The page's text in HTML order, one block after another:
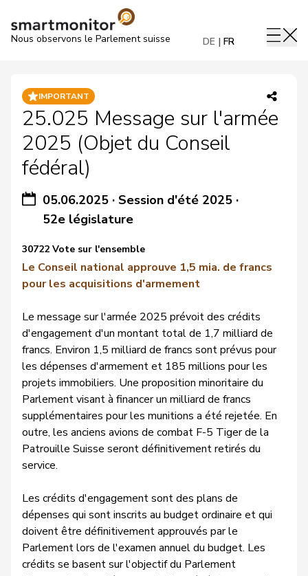
Nous observons le Parlement suisse DE FR
IMPORTANT
25.025 Message sur l'armée
2025 (Objet du Conseil
fédéral)
05.06.2025· Session d'été 2025·
52e législature
30722 Vote sur l'ensemble
Le Conseil national approuve 1,5 mia. de francs
pour les acquisitions d'armement
Le message sur l'armée 2025 prévoit des crédits
d'engagement d'un montant total de 1,7 milliard de
francs. Environ 1,5 milliard de francs sont prévus pour
les dépenses d'armement et 185 millions pour les
projets immobiliers. Une proposition minoritaire du
Parlement visant à financer un milliard de francs
supplémentaires pour les munitions a été rejetée. En
outre, les anciens avions de combat F-5 Tiger de la
Patrouille Suisse seront définitivement retirés du
service.
Les crédits d'engagement sont des plans de
dépenses qui sont inscrits au budget ordinaire et qui
doivent être définitivement approuvés par le
Parlement lors de l'examen annuel du budget. Les
crédits se basent sur l'objectif du Parlement